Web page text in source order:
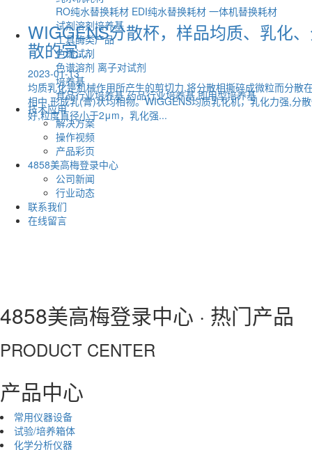
RO纯水替换耗材 EDI纯水替换耗材 一体机替换耗材
试剂溶剂培养基
工具酶类产品
色谱试剂
色谱溶剂 离子对试剂
培养基
食品行业培养基 药品行业培养基 即用型培养基
技术应用
解决方案
操作视频
产品彩页
4858美高梅登录中心
公司新闻
行业动态
联系我们
在线留言
4858美高梅登录中心 · 热门产品
PRODUCT CENTER
产品中心
常用仪器设备
试验/培养箱体
化学分析仪器
WIGGENS分散杯，样品均质、乳化
散的完...
2023-01-13
均质乳化是机械作用所产生的剪切力,将分散相撕碎成微粒而分散
相中,形成乳(膏)状均相物。WIGGENS均质乳化机，乳化力强,分
好,粒度直径小于2μm，乳化强...